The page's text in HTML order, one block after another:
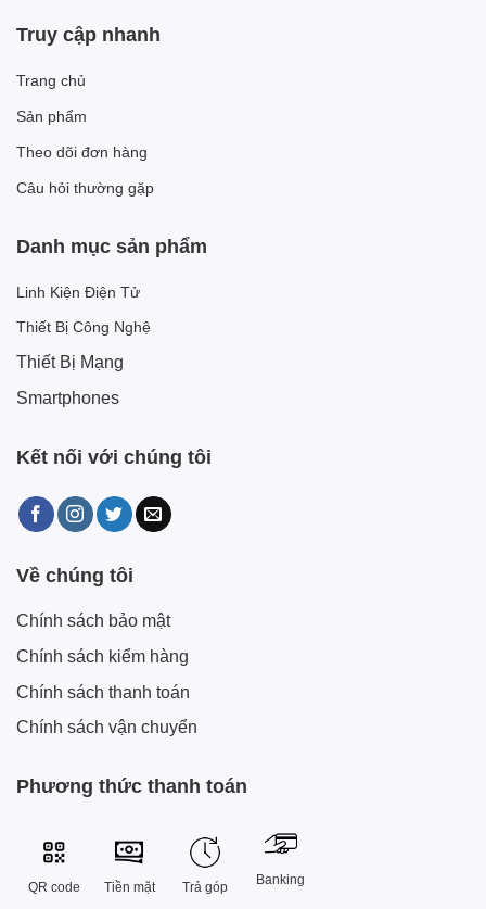
Truy cập nhanh
Trang chủ
Sản phẩm
Theo dõi đơn hàng
Câu hỏi thường gặp
Danh mục sản phẩm
Linh Kiện Điện Tử
Thiết Bị Công Nghệ
Thiết Bị Mạng
Smartphones
Kết nối với chúng tôi
Về chúng tôi
Chính sách bảo mật
Chính sách kiểm hàng
Chính sách thanh toán
Chính sách vận chuyển
Phương thức thanh toán
QR code Tiền mặt Trả góp
Banking